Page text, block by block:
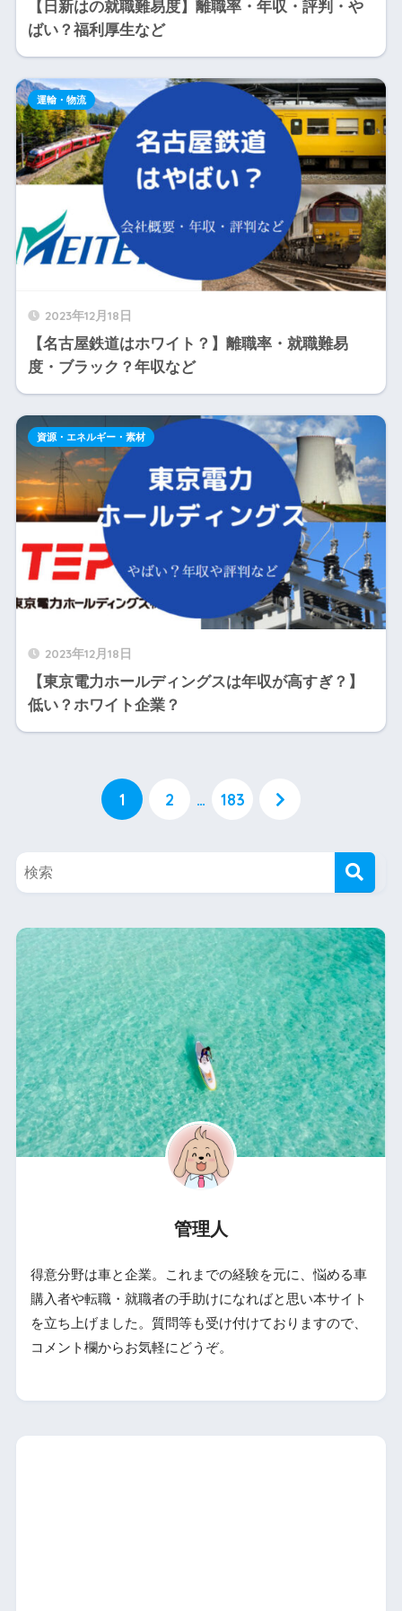
【日新はの就職難易度】離職率・年収・評判・や
ばい？福利厚生など
2023年12月18日
【名古屋鉄道はホワイト？】離職率・就職難易
度・ブラック？年収など
運輸・物流
2023年12月18日
【東京電力ホールディングスは年収が高すぎ？】
低い？ホワイト企業？
資源・エネルギー・素材
1 2 … 183
管理人
得意分野は車と企業。これまでの経験を元に、悩める車
購入者や転職・就職者の手助けになればと思い本サイト
を立ち上げました。質問等も受け付けておりますので、
コメント欄からお気軽にどうぞ。